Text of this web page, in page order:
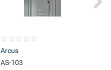
Arcus
AS-103